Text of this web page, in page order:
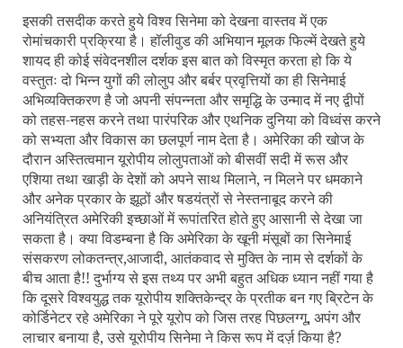
इसकी तसदीक करते हुये विश्व सिनेमा को देखना वास्तव में एक
रोमांचकारी प्रक्रिया है। हॉलीवुड की अभियान मूलक फिल्में देखते हुये
शायद ही कोई संवेदनशील दर्शक इस बात को विस्मृत करता हो कि ये
वस्तुतः दो भिन्न युगों की लोलुप और बर्बर प्रवृत्तियों का ही सिनेमाई
अभिव्यक्तिकरण है जो अपनी संपन्नता और समृद्धि के उन्माद में नए द्वीपों
को तहस-नहस करने तथा पारंपरिक और एथनिक दुनिया को विध्वंस करने
को सभ्यता और विकास का छलपूर्ण नाम देता है। अमेरिका की खोज के
दौरान अस्तित्वमान यूरोपीय लोलुपताओं को बीसवीं सदी में रूस और
एशिया तथा खाड़ी के देशों को अपने साथ मिलाने,न मिलने पर धमकाने
और अनेक प्रकार के झूठों और षडयंत्रों से नेस्तनाबूद करने की
अनियंत्रित अमेरिकी इच्छाओं में रूपांतरित होते हुए आसानी से देखा जा
सकता है। क्या विडम्बना है कि अमेरिका के खूनी मंसूबों का सिनेमाई
संसकरण लोकतन्त्र,आजादी, आतंकवाद से मुक्ति के नाम से दर्शकों के
बीच आता है!! दुर्भाग्य से इस तथ्य पर अभी बहुत अधिक ध्यान नहीं गया है
कि दूसरे विश्वयुद्ध तक यूरोपीय शक्तिकेन्द्र के प्रतीक बन गए ब्रिटेन के
कोर्डिनेटर रहे अमेरिका ने पूरे यूरोप को जिस तरह पिछलग्गू, अपंग और
लाचार बनाया है, उसे यूरोपीय सिनेमा ने किस रूप में दर्ज़ किया है?